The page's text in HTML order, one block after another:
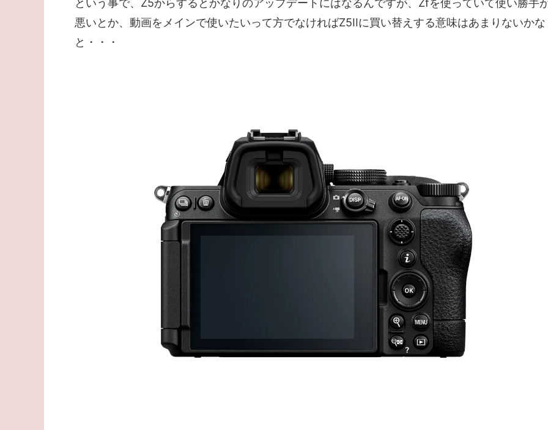
という事で、Z5からするとかなりのアップデートにはなるんですが、Zfを使っていて使い勝手
悪いとか、動画をメインで使いたいって方でなければZ5IIに買い替えする意味はあまりないかな
と・・・